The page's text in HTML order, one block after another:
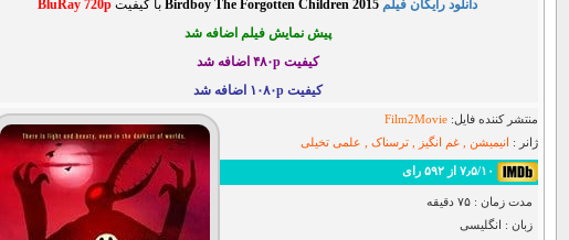
دانلود رایگان فیلم Birdboy The Forgotten Children 2015با کیفیت BluRay 720p
پیش نمایش فیلم اضافه شد
کیفیت ۴۸۰p اضافه شد
کیفیت ۱۰۸۰p اضافه شد
منتشر کننده فایل: Film2Movie
ژانر : انیمیشن , غم انگیز , ترسناک , علمی تخیلی
مدت زمان : ۷۵ دقیقه
زبان : انگلیسی